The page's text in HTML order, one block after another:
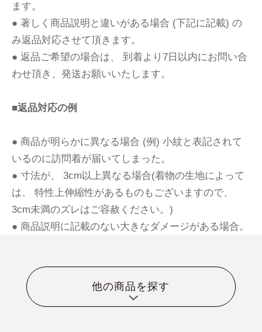
ます。
● 著しく商品説明と違いがある場合 (下記に記載) の
み返品対応させて頂きます。
● 返品ご希望の場合は、 到着より7日以内にお問い合
わせ頂き、発送お願いいたします。
■返品対応の例
● 商品が明らかに異なる場合 (例) 小紋と表記されて
いるのに訪問着が届いてしまった。
● 寸法が、 3cm以上異なる場合(着物の生地によって
は、 特性上伸縮性があるものもございますので、
3cm未満のズレはご容赦ください。)
● 商品説明に記載のない大きなダメージがある場合。
他の商品を探す